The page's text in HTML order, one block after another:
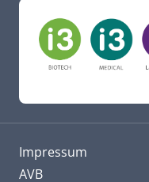
Impressum
AVB